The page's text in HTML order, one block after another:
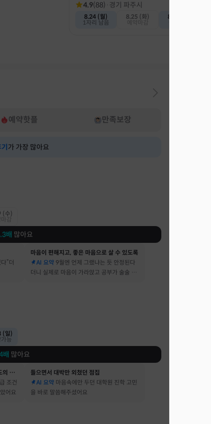
4.9(88) · 경기 파주시
8.24 (월)
1자리 남음
8.25 (화)
8.26 (수)
예약핫플 만족보장
가 가장 많아요
(수)
배 많아요
”더
마음이 편해지고, 좋은 마음으로 살 수 있도록
AI 요약 9월엔 언제 그랬냐는 듯 안정된다
더니 실제로 마음이 가라앉고 공부가 술술 됐
(일)
능
배 많아요
흥신소 연계해서 하시는지 의심할 정도의 정확함
조건
어요
들으면서 대박만 외쳤던 점집
AI 요약 마음속에만 두던 대학원 진학 고민
을 바로 말씀해주셨어요